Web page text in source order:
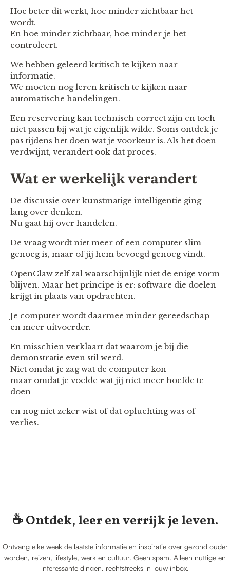
Hoe beter dit werkt, hoe minder zichtbaar het
wordt.
En hoe minder zichtbaar, hoe minder je het
controleert.
We hebben geleerd kritisch te kijken naar
informatie.
We moeten nog leren kritisch te kijken naar
automatische handelingen.
Een reservering kan technisch correct zijn en toch
niet passen bij wat je eigenlijk wilde. Soms ontdek je
pas tijdens het doen wat je voorkeur is. Als het doen
verdwijnt, verandert ook dat proces.
Wat er werkelijk verandert
De discussie over kunstmatige intelligentie ging
lang over denken.
Nu gaat hij over handelen.
De vraag wordt niet meer of een computer slim
genoeg is, maar of jij hem bevoegd genoeg vindt.
OpenClaw zelf zal waarschijnlijk niet de enige vorm
blijven. Maar het principe is er: software die doelen
krijgt in plaats van opdrachten.
Je computer wordt daarmee minder gereedschap
en meer uitvoerder.
En misschien verklaart dat waarom je bij die
demonstratie even stil werd.
Niet omdat je zag wat de computer kon
maar omdat je voelde wat jij niet meer hoefde te
doen
en nog niet zeker wist of dat opluchting was of
verlies.
☕️ Ontdek, leer en verrijk je leven.
Ontvang elke week de laatste informatie en inspiratie over gezond ouder
worden, reizen, lifestyle, werk en cultuur. Geen spam. Alleen nuttige en
interessante dingen, rechtstreeks in jouw inbox.